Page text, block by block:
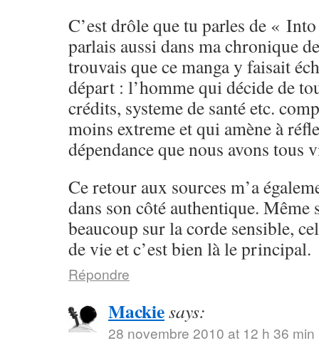
C’est drôle que tu parles de «
parlais aussi dans ma chronique
trouvais que ce manga y faisait
départ : l’homme qui décide de
crédits, systeme de santé etc.
moins extreme et qui amène à
dépendance que nous avons tous
Ce retour aux sources m’a
dans son côté authentique.
beaucoup sur la corde sensible,
de vie et c’est bien là le principal.
Répondre
Mackiesays:
28 novembre 2010 at 12 h 36 min